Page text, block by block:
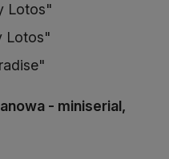
Lotos"
Lotos"
- miniserial,